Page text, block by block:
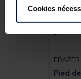
Cookies
FRAZER
Pied